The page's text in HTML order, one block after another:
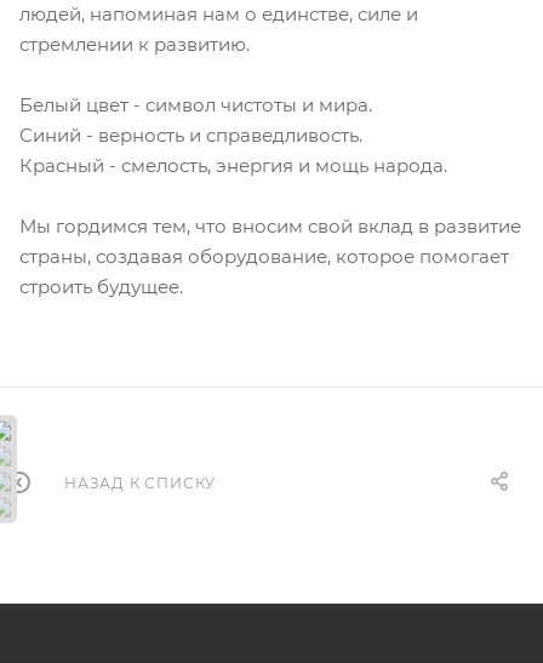
людей, напоминая нам о единстве, силе и
стремлении к развитию.
Белый цвет - символ чистоты и мира.
Синий - верность и справедливость.
Красный - смелость, энергия и мощь народа.
Мы гордимся тем, что вносим свой вклад в развитие
страны, создавая оборудование, которое помогает
строить будущее.
НАЗАД К СПИСКУ